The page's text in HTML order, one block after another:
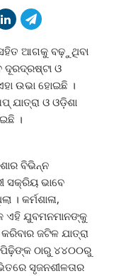
ଆଗକୁ ବଢ଼ୁଥିବା
ଓ
ଉଭା ହୋଇଛି ।
ଯାତ୍ରା ଓ ଓଡ଼ିଶା
।
ବିଭିନ୍ନ
ସକ୍ରିୟ ଭାବେ
କର୍ମଶାଳା,
ଏହି ଯୁବମନମାନଙ୍କୁ
ଜଟିଳ ଯାତ୍ରା
ଠାରୁ ୪୪୦୦ରୁ
ସୃଜନଶୀଳତାର